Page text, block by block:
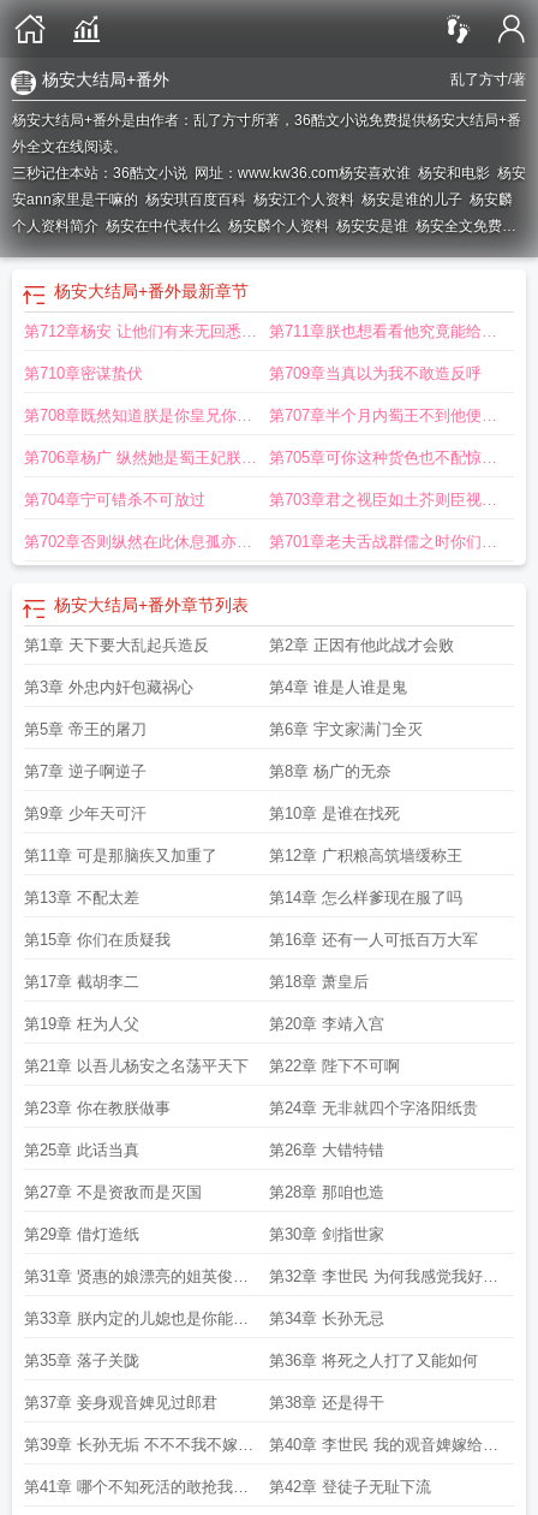
乱了方寸/著
杨安大结局+番外
杨安大结局+番外是由作者：乱了方寸所著，36酷文小说免费提供杨安大结局+番
外全文在线阅读。
三秒记住本站：36酷文小说 网址：www.kw36.com杨安喜欢谁 杨安和电影 杨安
安ann家里是干嘛的 杨安琪百度百科 杨安江个人资料 杨安是谁的儿子 杨安麟
个人资料简介 杨安在中代表什么 杨安麟个人资料 杨安安是谁 杨安全文免费阅
读最新章节杨安喜欢杨八妹杨安媂杨安好杨安 陈总你知道杨安欣是谁吗杨
杨安 杨安是谁演的 杨安有死因
安京结局
费全文主角叫杨安的短剧杨安的扮演者主角是杨安的杨安个人资料主人公杨
杨安大结局+番外最新章节
第712章杨安 让他们有来无回悉数
葬送于此
第711章朕也想看看他究竟能给朕
多少惊喜
第710章密谋蛰伏 第709章当真以为我不敢造反呼
第708章既然知道朕是你皇兄你就
不该给朕找麻烦
第707章半个月内蜀王不到他便主
动请辞
第706章杨广 纵然她是蜀王妃朕也
照杀不误
第705章可你这种货色也不配惊扰
陛下
第704章宁可错杀不可放过 第703章君之视臣如土芥则臣视君
如仇寇
第702章否则纵然在此休息孤亦寝 第701章老夫舌战群儒之时你们还
杨安大结局+番外章节列表
第1章 天下要大乱起兵造反 第2章 正因有他此战才会败
第3章 外忠内奸包藏祸心 第4章 谁是人谁是鬼
第5章 帝王的屠刀 第6章 宇文家满门全灭
第7章 逆子啊逆子 第8章 杨广的无奈
第9章 少年天可汗 第10章 是谁在找死
第11章 可是那脑疾又加重了 第12章 广积粮高筑墙缓称王
第13章 不配太差 第14章 怎么样爹现在服了吗
第15章 你们在质疑我 第16章 还有一人可抵百万大军
第17章 截胡李二 第18章 萧皇后
第19章 枉为人父 第20章 李靖入宫
第21章 以吾儿杨安之名荡平天下 第22章 陛下不可啊
第23章 你在教朕做事 第24章 无非就四个字洛阳纸贵
第25章 此话当真 第26章 大错特错
第27章 不是资敌而是灭国 第28章 那咱也造
第29章 借灯造纸 第30章 剑指世家
第31章 贤惠的娘漂亮的姐英俊的
儿子和奇丑的爹
第32章 李世民 为何我感觉我好像
错过了什么
第33章 朕内定的儿媳也是你能抢
的
第34章 长孙无忌
第35章 落子关陇 第36章 将死之人打了又能如何
第37章 妾身观音婢见过郎君 第38章 还是得干
第39章 长孙无垢 不不不我不嫁李
世民
第40章 李世民 我的观音婢嫁给别
人了
第41章 哪个不知死活的敢抢我的 第42章 登徒子无耻下流